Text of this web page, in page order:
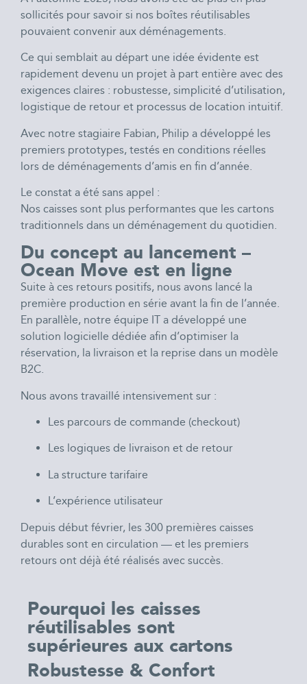
sollicités pour savoir si nos boîtes réutilisables
pouvaient convenir aux déménagements.
Ce qui semblait au départ une idée évidente est
rapidement devenu un projet à part entière avec des
exigences claires : robustesse, simplicité d’utilisation,
logistique de retour et processus de location intuitif.
Avec notre stagiaire Fabian, Philip a développé les
premiers prototypes, testés en conditions réelles
lors de déménagements d’amis en fin d’année.
Le constat a été sans appel :
Nos caisses sont plus performantes que les cartons
traditionnels dans un déménagement du quotidien.
Du concept au lancement –
Ocean Move est en ligne
Suite à ces retours positifs, nous avons lancé la
première production en série avant la fin de l’année.
En parallèle, notre équipe IT a développé une
solution logicielle dédiée afin d’optimiser la
réservation, la livraison et la reprise dans un modèle
B2C.
Nous avons travaillé intensivement sur :
Les parcours de commande (checkout)
Les logiques de livraison et de retour
La structure tarifaire
L’expérience utilisateur
Depuis début février, les 300 premières caisses
durables sont en circulation — et les premiers
retours ont déjà été réalisés avec succès.
Pourquoi les caisses
réutilisables sont
supérieures aux cartons
Robustesse & Confort